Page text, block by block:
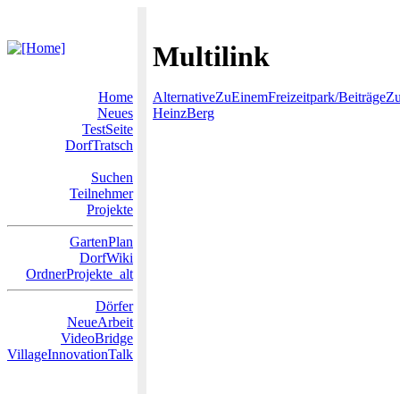
Multilink
Home
Neues
TestSeite
DorfTratsch
Suchen
Teilnehmer
Projekte
GartenPlan
DorfWiki
OrdnerProjekte_alt
Dörfer
NeueArbeit
VideoBridge
VillageInnovationTalk
AlternativeZuEinemFreizeitpark/
HeinzBerg